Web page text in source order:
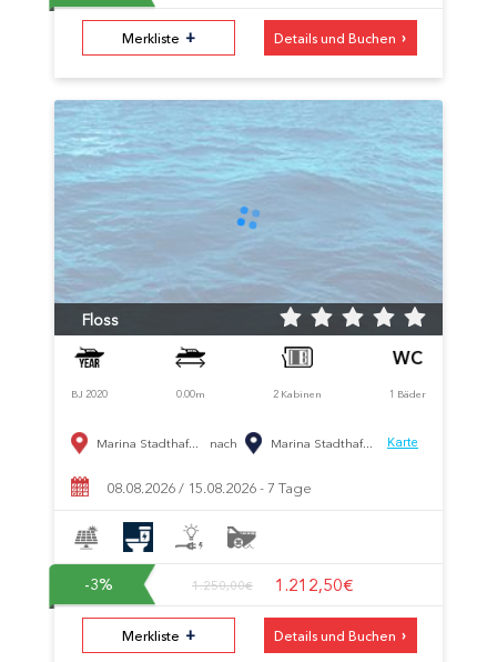
Merkliste + Details und Buchen ›
Floss
BJ 2020 0.00m 2 Kabinen 1 Bäder
Marina Stadthaf... nach Marina Stadthaf... Karte
08.08.2026 / 15.08.2026 - 7 Tage
-3% 1.250,00€ 1.212,50€
Merkliste + Details und Buchen ›